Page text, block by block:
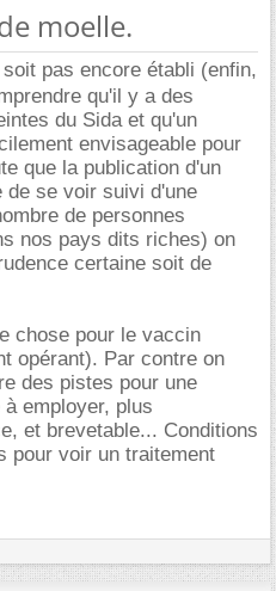
moelle.
pas encore établi (enfin,
qu'il y a des
du Sida et qu'un
envisageable pour
que la publication d'un
de se voir suivi d'une
de personnes
nos pays dits riches) on
certaine soit de
chose pour le vaccin
opérant). Par contre on
des pistes pour une
employer, plus
et brevetable... Conditions
pour voir un traitement